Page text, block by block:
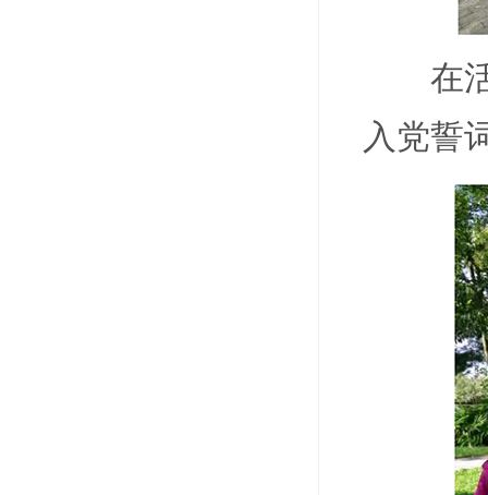
在
入党誓